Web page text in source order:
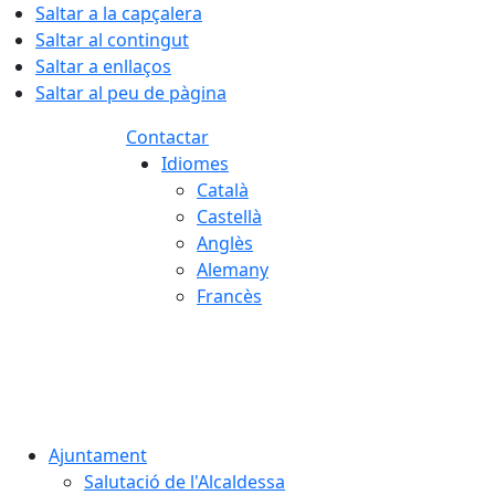
Saltar a la capçalera
Saltar al contingut
Saltar a enllaços
Saltar al peu de pàgina
Contactar
Idiomes
Català
Castellà
Anglès
Alemany
Francès
Ajuntament
Salutació de l'Alcaldessa